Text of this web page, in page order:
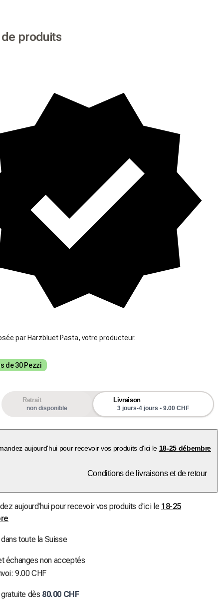
produits
par Härzbluet Pasta, votre producteur.
de 30 Pezzi
Retrait
non disponible
Livraison
3 jours-4 jours • 9.00 CHF
aujourd'hui pour recevoir vos produits d'ici le 18-25 débembre
Conditions de livraisons et de retour
aujourd'hui pour recevoir vos produits d'ici le 18-25
toute la Suisse
échanges non acceptés
9.00 CHF
dès 80.00 CHF